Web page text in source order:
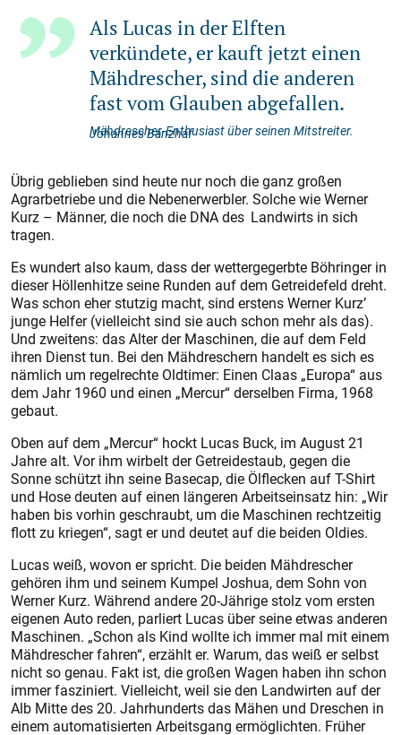
Als Lucas in der Elften
verkündete, er kauft jetzt einen
Mähdrescher, sind die anderen
fast vom Glauben abgefallen.
Johannes Banzhaf
Mähdrescher-Enthusiast über seinen Mitstreiter.
Übrig geblieben sind heute nur noch die ganz großen
Agrarbetriebe und die Nebenerwerbler. Solche wie Werner
Kurz – Männer, die noch die DNA des Landwirts in sich
tragen.
Es wundert also kaum, dass der wettergegerbte Böhringer in
dieser Höllenhitze seine Runden auf dem Getreidefeld dreht.
Was schon eher stutzig macht, sind erstens Werner Kurz’
junge Helfer (vielleicht sind sie auch schon mehr als das).
Und zweitens: das Alter der Maschinen, die auf dem Feld
ihren Dienst tun. Bei den Mähdreschern handelt es sich es
nämlich um regelrechte Oldtimer: Einen Claas „Europa“ aus
dem Jahr 1960 und einen „Mercur“ derselben Firma, 1968
gebaut.
Oben auf dem „Mercur“ hockt Lucas Buck, im August 21
Jahre alt. Vor ihm wirbelt der Getreidestaub, gegen die
Sonne schützt ihn seine Basecap, die Ölflecken auf T-Shirt
und Hose deuten auf einen längeren Arbeitseinsatz hin: „Wir
haben bis vorhin geschraubt, um die Maschinen rechtzeitig
flott zu kriegen“, sagt er und deutet auf die beiden Oldies.
Lucas weiß, wovon er spricht. Die beiden Mähdrescher
gehören ihm und seinem Kumpel Joshua, dem Sohn von
Werner Kurz. Während andere 20-Jährige stolz vom ersten
eigenen Auto reden, parliert Lucas über seine etwas anderen
Maschinen. „Schon als Kind wollte ich immer mal mit einem
Mähdrescher fahren“, erzählt er. Warum, das weiß er selbst
nicht so genau. Fakt ist, die großen Wagen haben ihn schon
immer fasziniert. Vielleicht, weil sie den Landwirten auf der
Alb Mitte des 20. Jahrhunderts das Mähen und Dreschen in
einem automatisierten Arbeitsgang ermöglichten. Früher